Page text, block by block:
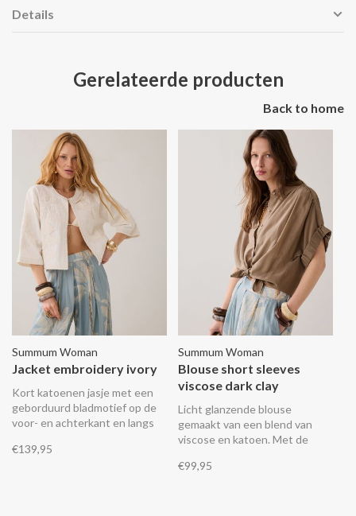
Details
Gerelateerde producten
Back to home
Summum Woman
Jacket embroidery ivory
Kort katoenen jasje met een
geborduurd bladmotief op de
voor- en achterkant en langs
is versierd met kraaltjes. Het
€139,95
Summum Woman
Blouse short sleeves
viscose dark clay
Licht glanzende blouse
gemaakt van een blend van
viscose en katoen. Met de
splitten kan je de blouse op
€99,95